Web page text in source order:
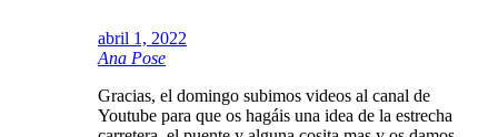
abril 1, 2022
Ana Pose
Gracias, el domingo subimos videos al canal de
Youtube para que os hagáis una idea de la estrecha